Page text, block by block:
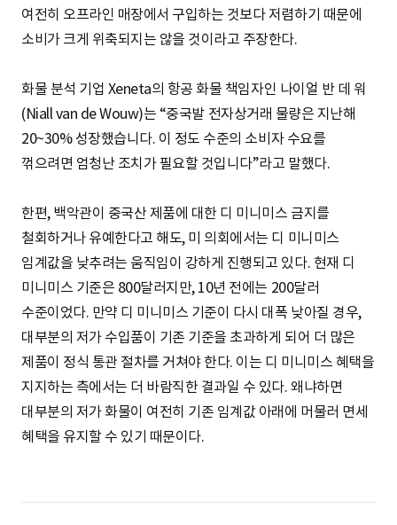
여전히 오프라인 매장에서 구입하는 것보다 저렴하기 때문에
소비가 크게 위축되지는 않을 것이라고 주장한다.
화물 분석 기업 Xeneta의 항공 화물 책임자인 나이얼 반 데 워
(Niall van de Wouw)는 “중국발 전자상거래 물량은 지난해
20~30% 성장했습니다. 이 정도 수준의 소비자 수요를
꺾으려면 엄청난 조치가 필요할 것입니다”라고 말했다.
한편, 백악관이 중국산 제품에 대한 디 미니미스 금지를
철회하거나 유예한다고 해도, 미 의회에서는 디 미니미스
임계값을 낮추려는 움직임이 강하게 진행되고 있다. 현재 디
미니미스 기준은 800달러지만, 10년 전에는 200달러
수준이었다. 만약 디 미니미스 기준이 다시 대폭 낮아질 경우,
대부분의 저가 수입품이 기존 기준을 초과하게 되어 더 많은
제품이 정식 통관 절차를 거쳐야 한다. 이는 디 미니미스 혜택을
지지하는 측에서는 더 바람직한 결과일 수 있다. 왜냐하면
대부분의 저가 화물이 여전히 기존 임계값 아래에 머물러 면세
혜택을 유지할 수 있기 때문이다.